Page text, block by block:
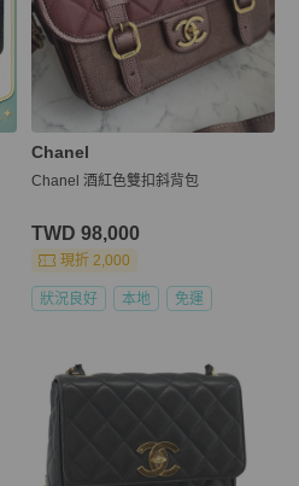
Chanel
Chanel 酒紅色雙扣斜背包
TWD 98,000
現折 2,000
狀況良好 本地 免運